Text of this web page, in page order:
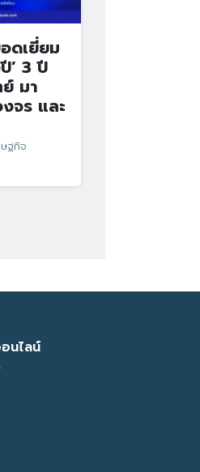
ดเยี่ยม
’ 3 ปี
มา
จร และ
ษฐกิจ
นไลน์